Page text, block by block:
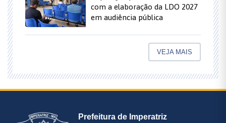
com a elaboração da LDO 2027
em audiência pública
VEJA MAIS
Prefeitura de Imperatriz